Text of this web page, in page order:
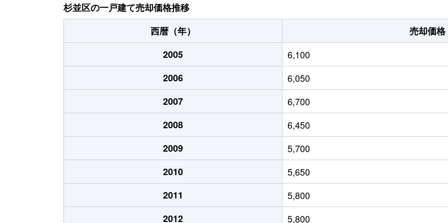
阿佐谷北
4,000万円 阿佐ケ谷 徒歩13分 80m² 80m²
阿佐谷北
1,000万円 阿佐ケ谷 徒歩9分 80m² 40m²
阿佐谷北
11,000万円 阿佐ケ谷 徒歩6分 165m² 160m²
阿佐谷北
7,000万円 阿佐ケ谷 徒歩7分 100m² 125m²
阿佐谷南
13,000万円 阿佐ケ谷 徒歩4分 65m² 95m²
阿佐谷南
37,000万円 阿佐ケ谷 徒歩3分 185m² 280m²
阿佐谷南
36,000万円 阿佐ケ谷 徒歩6分 260m² 320m²
阿佐谷南
20,000万円 阿佐ケ谷 徒歩3分 110m² -
阿佐谷南
20,000万円 阿佐ケ谷 徒歩4分 175m² 260m²
杉並区の一戸建て売却価格推移
西暦（年）
売却価格
2005
6,100
2006
6,050
2007
6,700
2008
6,450
2009
5,700
2010
5,650
2011
5,800
2012
5,800